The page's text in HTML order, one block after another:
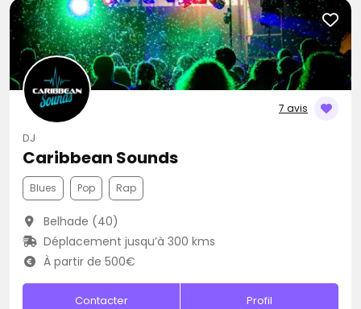
7 avis
DJ
Caribbean Sounds
Blues Pop Rap
Belhade (40)
Déplacement jusqu’à 300 kms
À partir de 500€
Contacter Profil